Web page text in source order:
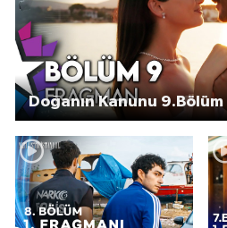
Doğanın Kanunu 9.Bölüm